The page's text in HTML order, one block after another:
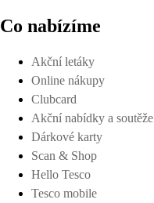
Co nabízíme
Akční letáky
Online nákupy
Clubcard
Akční nabídky a soutěže
Dárkové karty
Scan & Shop
Hello Tesco
Tesco mobile